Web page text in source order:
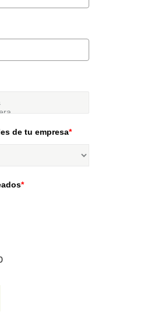
de tu empresa*
*